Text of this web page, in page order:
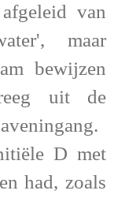
van
maar
bewijzen
uit de
D met
had, zoals